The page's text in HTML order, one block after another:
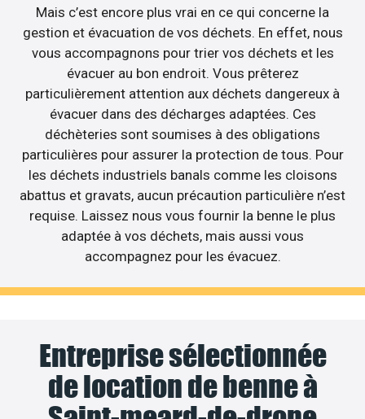
Mais c’est encore plus vrai en ce qui concerne la
gestion et évacuation de vos déchets. En effet, nous
vous accompagnons pour trier vos déchets et les
évacuer au bon endroit. Vous prêterez
particulièrement attention aux déchets dangereux à
évacuer dans des décharges adaptées. Ces
déchèteries sont soumises à des obligations
particulières pour assurer la protection de tous. Pour
les déchets industriels banals comme les cloisons
abattus et gravats, aucun précaution particulière n’est
requise. Laissez nous vous fournir la benne le plus
adaptée à vos déchets, mais aussi vous
accompagnez pour les évacuez.
Entreprise sélectionnée
de location de benne à